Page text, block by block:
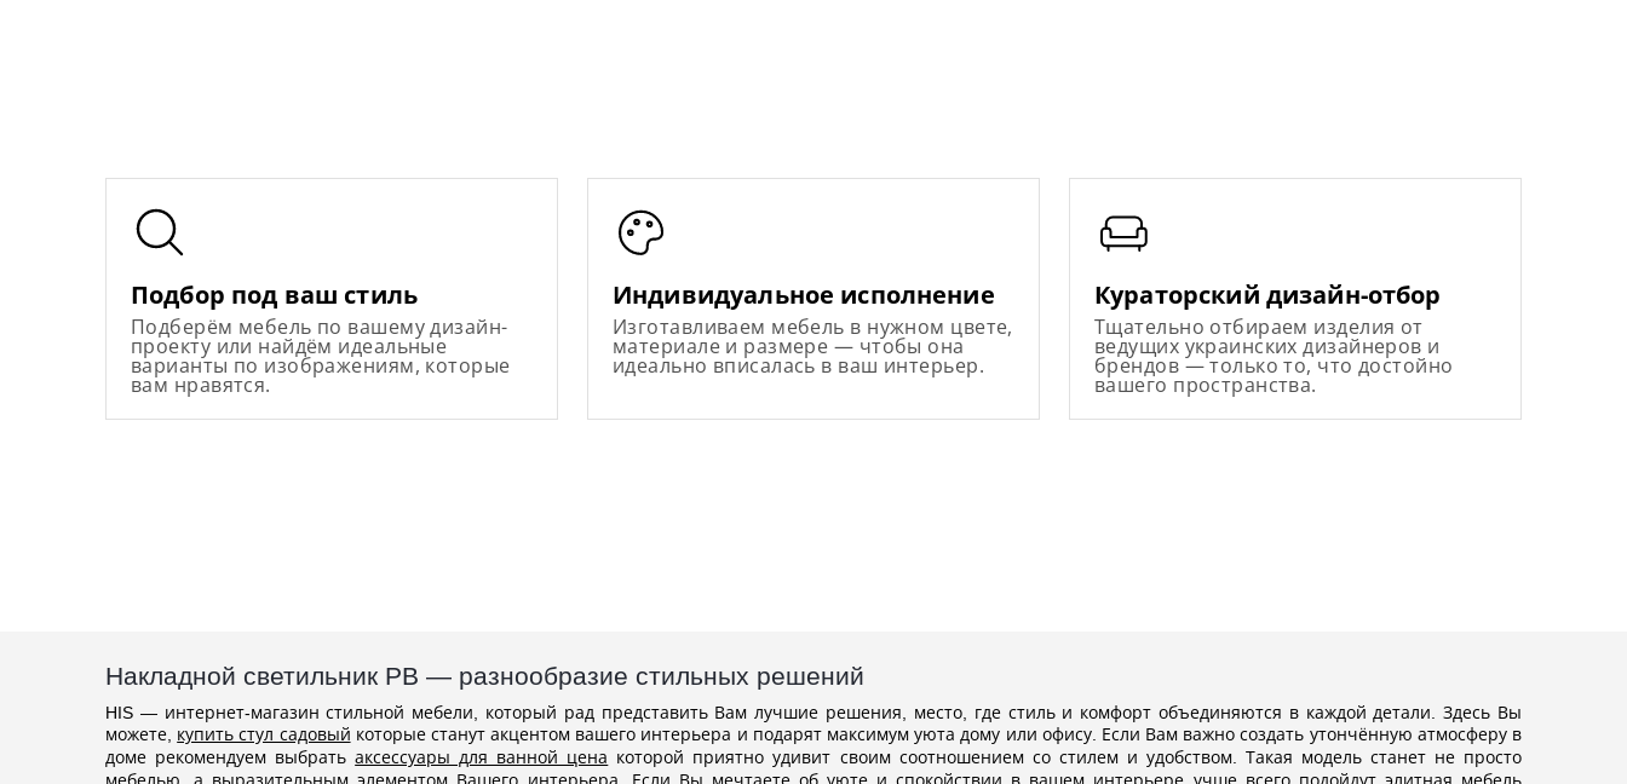
Подбор под ваш стиль
Подберём мебель по вашему дизайн-
проекту или найдём идеальные
варианты по изображениям, которые
вам нравятся.
Индивидуальное исполнение
Изготавливаем мебель в нужном цвете,
материале и размере — чтобы она
идеально вписалась в ваш интерьер.
Кураторский дизайн-отбор
Тщательно отбираем изделия от
ведущих украинских дизайнеров и
брендов — только то, что достойно
вашего пространства.
Накладной светильник PB — разнообразие стильных решений
HIS — интернет-магазин стильной мебели, который рад представить Вам лучшие решения, место, где стиль и комфорт объединяются в каждой детали. Здесь Вы
можете, купить стул садовый которые станут акцентом вашего интерьера и подарят максимум уюта дому или офису. Если Вам важно создать утончённую атмосферу в
доме рекомендуем выбратьаксессуары для ванной цена которой приятно удивит своим соотношением со стилем и удобством. Такая модель станет не просто